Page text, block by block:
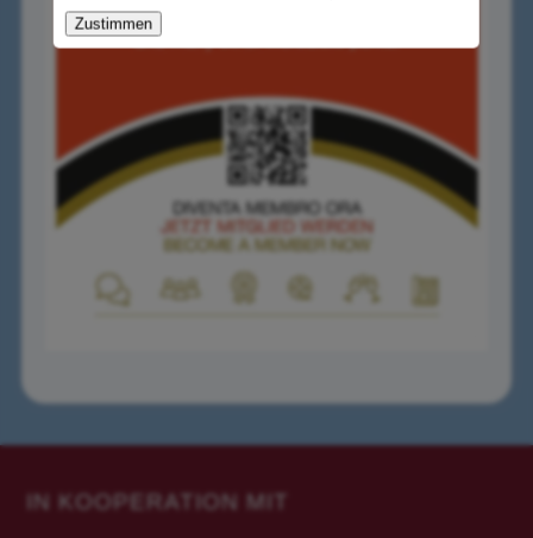
Zustimmen
IN KOOPERATION MIT